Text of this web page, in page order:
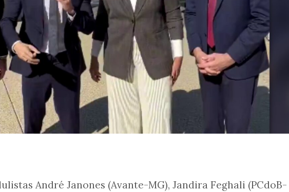
André Janones (Avante-MG), Jandira Feghali (PCdoB-